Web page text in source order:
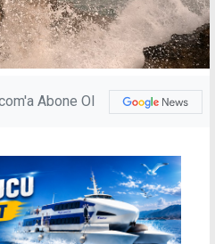
Abone Ol